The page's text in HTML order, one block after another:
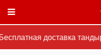
доставка